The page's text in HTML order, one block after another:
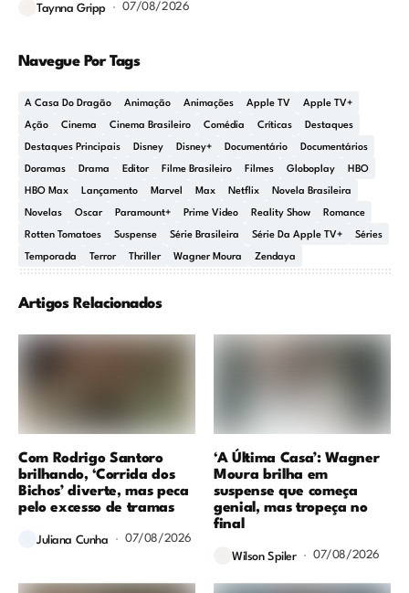
Taynna Gripp 07/08/2026
Navegue Por Tags
A Casa Do Dragão Animação Animações Apple TV Apple TV+
Ação Cinema Cinema Brasileiro Comédia Críticas Destaques
Destaques Principais Disney Disney+ Documentário Documentários
Doramas Drama Editor Filme Brasileiro Filmes Globoplay HBO
HBO Max Lançamento Marvel Max Netflix Novela Brasileira
Novelas Oscar Paramount+ Prime Video Reality Show Romance
Rotten Tomatoes Suspense Série Brasileira Série Da Apple TV+ Séries
Temporada Terror Thriller Wagner Moura Zendaya
Artigos Relacionados
Com Rodrigo Santoro
brilhando, ‘Corrida dos
Bichos’ diverte, mas peca
pelo excesso de tramas
Juliana Cunha 07/08/2026
‘A Última Casa’: Wagner
Moura brilha em
suspense que começa
genial, mas tropeça no
final
Wilson Spiler 07/08/2026